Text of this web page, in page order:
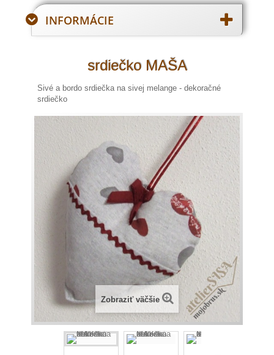
INFORMÁCIE
srdiečko MAŠA
Sivé a bordo srdiečka na sivej melange - dekoračné
srdiečko
Zobraziť väčšie